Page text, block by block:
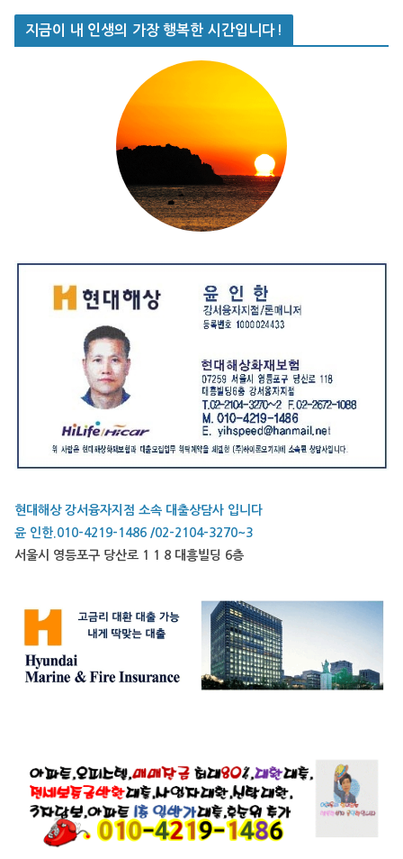
지금이 내 인생의 가장 행복한 시간입니다!
현대해상 강서융자지점 소속 대출상담사 입니다
윤 인한.010-4219-1486 /02-2104-3270~3
서울시 영등포구 당산로 1 1 8 대흥빌딩 6층